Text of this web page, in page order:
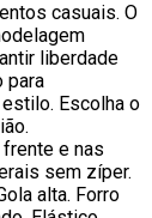
casuais. O
liberdade
para
Escolha o
e nas
sem zíper.
alta. Forro